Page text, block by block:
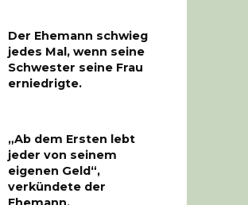
Der Ehemann schwieg
jedes Mal, wenn seine
Schwester seine Frau
erniedrigte.
„Ab dem Ersten lebt
jeder von seinem
eigenen Geld“,
verkündete der